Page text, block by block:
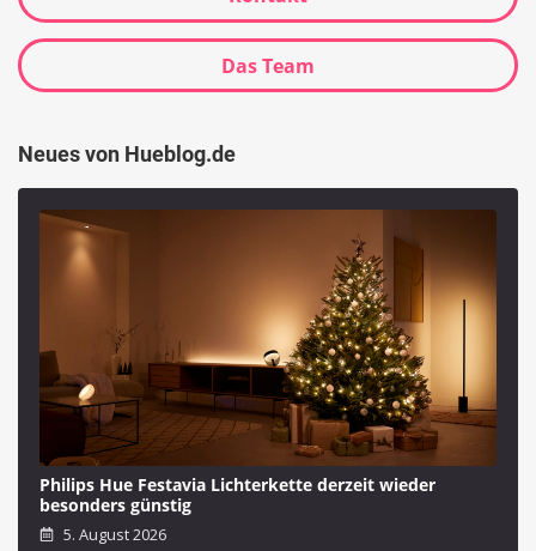
Das Team
Neues von Hueblog.de
Philips Hue Festavia Lichterkette derzeit wieder
besonders günstig
5. August 2026